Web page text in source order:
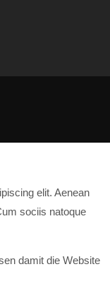
elit. Aenean
sociis natoque
damit die Website